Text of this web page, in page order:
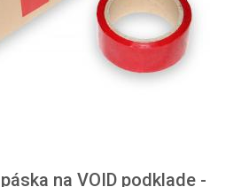
na VOID podklade -